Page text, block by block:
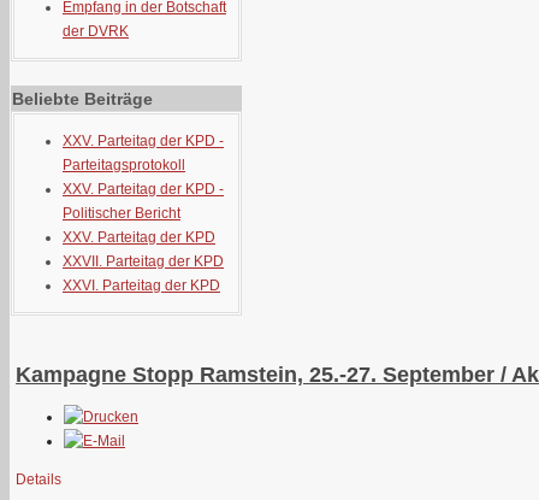
Empfang in der Botschaft
der DVRK
Beliebte Beiträge
XXV. Parteitag der KPD -
Parteitagsprotokoll
XXV. Parteitag der KPD -
Politischer Bericht
XXV. Parteitag der KPD
XXVII. Parteitag der KPD
XXVI. Parteitag der KPD
Kampagne Stopp Ramstein, 25.-27. September /
Details